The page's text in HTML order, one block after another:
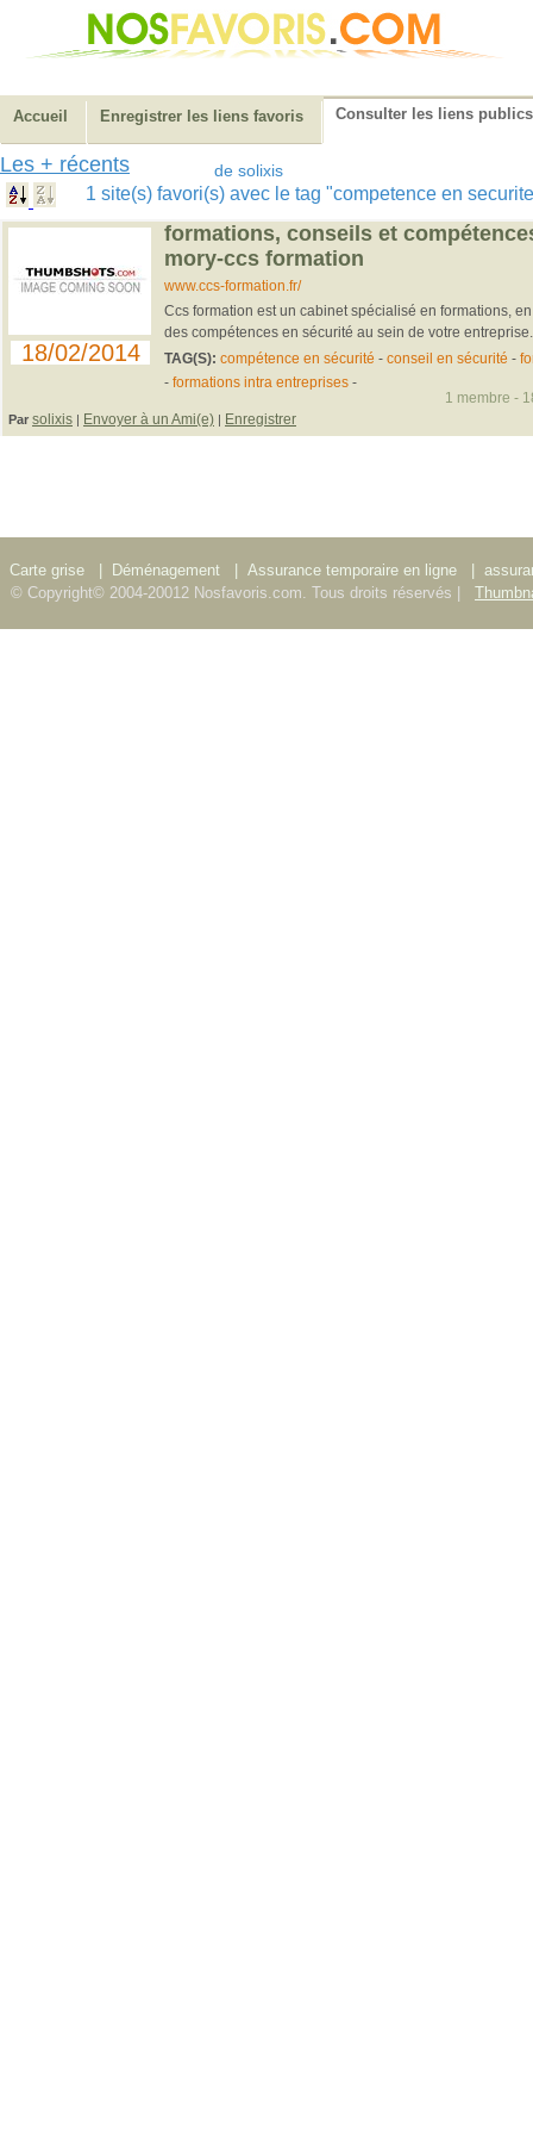
Accueil Enregistrer les liens favoris Consulter les liens publics
Les + récents de solixis
1 site(s) favori(s) avec le tag "competence en
18/02/2014
formations, conseils et
mory-ccs formation
www.ccs-formation.fr/
Ccs formation est un cabinet spécialisé en formations,
des compétences en sécurité au sein de votre
TAG(S): compétence en sécurité - conseil en sécurité -
- formations intra entreprises-
Par solixis | Envoyer à un Ami(e) | Enregistrer
1 membre -
Carte grise Déménagement Assurance temporaire en ligne
© Copyright© 2004-20012 Nosfavoris.com. Tous droits réservés |